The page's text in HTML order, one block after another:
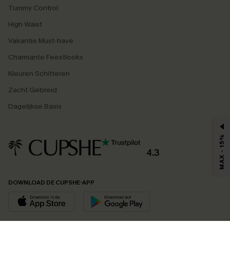
Tummy Control
High Waist
Vakantie Must-have
Charmante Feestlooks
Kleuren Schitteren
Zacht Gebreid
Dagelijkse Basis
4.3
DOWNLOAD DE CUPSHE-APP
MAX - 15%